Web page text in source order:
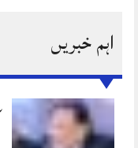
اہم خبریں